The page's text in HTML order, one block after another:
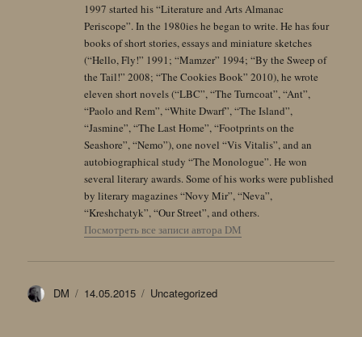
1997 started his “Literature and Arts Almanac
Periscope”. In the 1980ies he began to write. He has four
books of short stories, essays and miniature sketches
(“Hello, Fly!” 1991; “Mamzer” 1994; “By the Sweep of
the Tail!” 2008; “The Cookies Book” 2010), he wrote
eleven short novels (“LBC”, “The Turncoat”, “Ant”,
“Paolo and Rem”, “White Dwarf”, “The Island”,
“Jasmine”, “The Last Home”, “Footprints on the
Seashore”, “Nemo”), one novel “Vis Vitalis”, and an
autobiographical study “The Monologue”. He won
several literary awards. Some of his works were published
by literary magazines “Novy Mir”, “Neva”,
“Kreshchatyk”, “Our Street”, and others.
Посмотреть все записи автора DM
Автор
DM Опубликовано
14.05.2015 Рубрики
Uncategorized